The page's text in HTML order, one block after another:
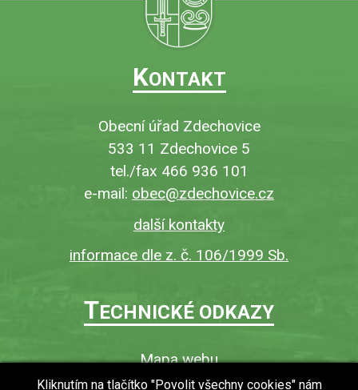
KONTAKT
Obecní úřad Zdechovice
533 11 Zdechovice 5
tel./fax 466 936 101
e-mail: obec@zdechovice.cz
další kontakty
informace dle z. č. 106/1999 Sb.
TECHNICKÉ ODKAZY
Mapa webu
O webu
Kliknutím na tlačítko "Povolit všechny cookies" nám